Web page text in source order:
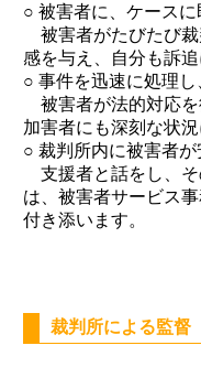
○ 被害者に、ケース
被害者がたびたび裁
感を与え、自分も訴
○ 事件を迅速に処理
被害者が法的対応を
加害者にも深刻な状
○ 裁判所内に被害者
支援者と話をし、そ
は、被害者サービス
付き添います。
裁判所による監督